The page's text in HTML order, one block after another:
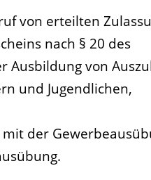
von erteilten
nach § 20 des
Ausbildung von
und Jugendlichen,
der